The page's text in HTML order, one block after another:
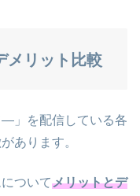
メリット比較
」を配信している各
あります。
ついてメリットとデ